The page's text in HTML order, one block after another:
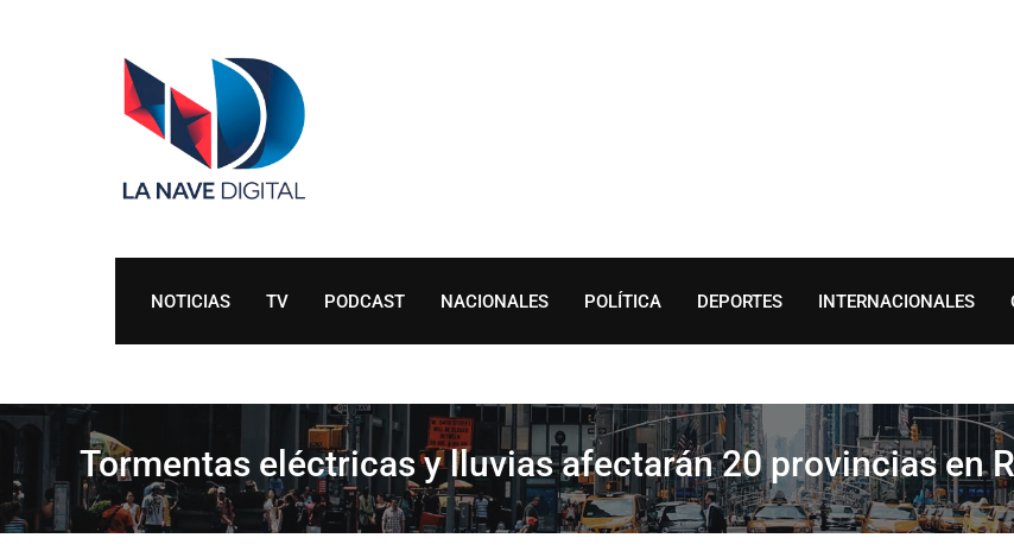
NOTICIAS TV PODCAST NACIONALES POLÍTICA DEPORTES INTERNACIONALES
Tormentas eléctricas y lluvias afectarán 20 provincias en